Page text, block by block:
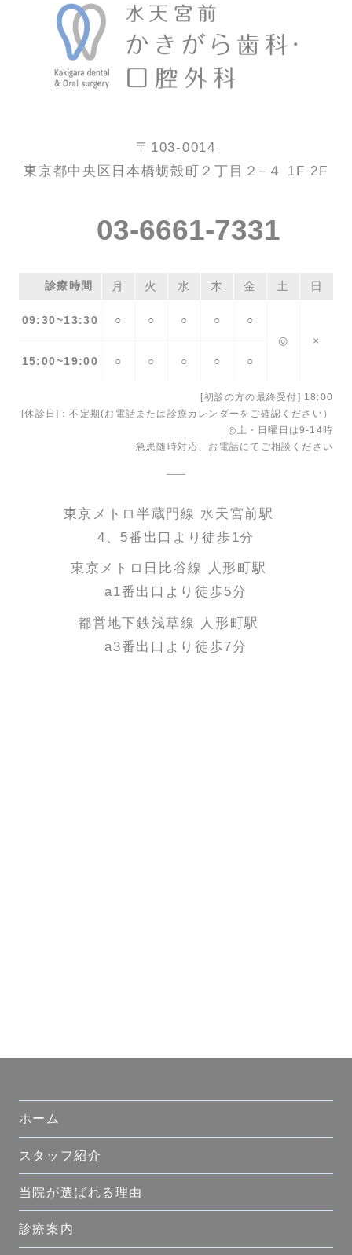
〒103-0014
東京都中央区日本橋蛎殻町２丁目２−４ 1F 2F
03-6661-7331
診療時間 月 火 水 木 金 土 日
09:30~13:30 ○ ○ ○ ○
○
◎
×
15:00~19:00
○ ○ ○ ○ ○
[初診の方の最終受付] 18:00
[休診日]：不定期(お電話または診療カレンダーをご確認ください）
◎土・日曜日は9-14時
急患随時対応、お電話にてご相談ください
東京メトロ半蔵門線 水天宮前駅
4、5番出口より徒歩1分
東京メトロ日比谷線 人形町駅
a1番出口より徒歩5分
都営地下鉄浅草線 人形町駅
a3番出口より徒歩7分
ホーム
スタッフ紹介
当院が選ばれる理由
診療案内